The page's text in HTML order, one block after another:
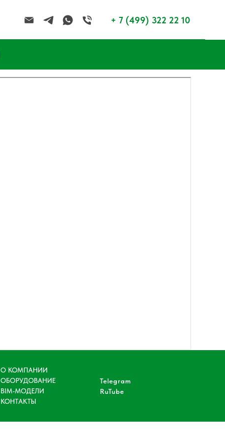
+ 7 (499) 322 22 10
О КОМПАНИИ
ОБОРУДОВАНИЕ
BIM-МОДЕЛИ
КОНТАКТЫ
Telegram
RuTube